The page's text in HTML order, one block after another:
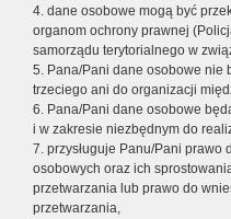
4. dane osobowe mogą być
organom ochrony prawnej
samorządu terytorialnego w
5. Pana/Pani dane osobowe nie
trzeciego ani do organizacji
6. Pana/Pani dane osobowe
i w zakresie niezbędnym do
7. przysługuje Panu/Pani prawo
osobowych oraz ich
przetwarzania lub prawo do
przetwarzania,